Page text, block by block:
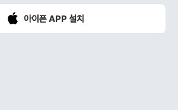
아이폰 APP 설치